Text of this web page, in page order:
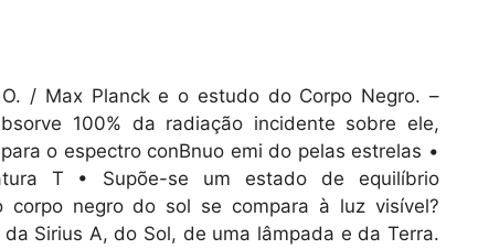
/ Max Planck e o estudo do Corpo Negro. –
100% da radiação incidente sobre ele,
o espectro conBnuo emi do pelas estrelas •
T • Supõe-se um estado de equilíbrio
corpo negro do sol se compara à luz visível?
Sirius A, do Sol, de uma lâmpada e da Terra.